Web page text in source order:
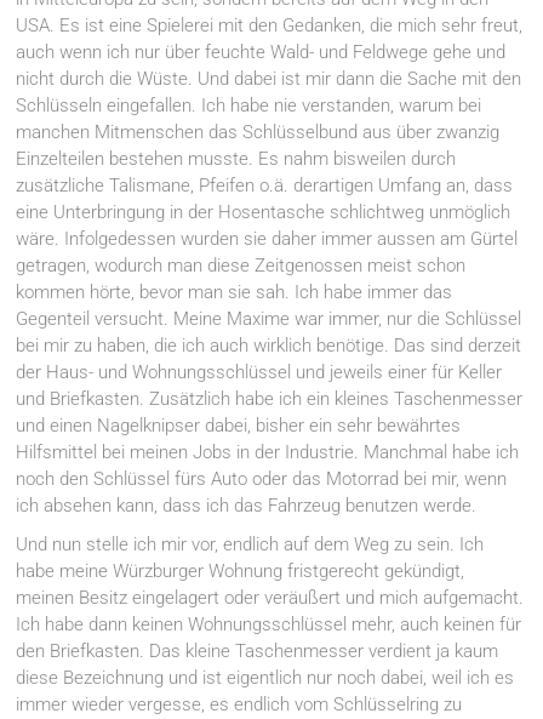
USA. Es ist eine Spielerei mit den Gedanken, die mich sehr freut,
auch wenn ich nur über feuchte Wald- und Feldwege gehe und
nicht durch die Wüste. Und dabei ist mir dann die Sache mit den
Schlüsseln eingefallen. Ich habe nie verstanden, warum bei
manchen Mitmenschen das Schlüsselbund aus über zwanzig
Einzelteilen bestehen musste. Es nahm bisweilen durch
zusätzliche Talismane, Pfeifen o.ä. derartigen Umfang an, dass
eine Unterbringung in der Hosentasche schlichtweg unmöglich
wäre. Infolgedessen wurden sie daher immer aussen am Gürtel
getragen, wodurch man diese Zeitgenossen meist schon
kommen hörte, bevor man sie sah. Ich habe immer das
Gegenteil versucht. Meine Maxime war immer, nur die Schlüssel
bei mir zu haben, die ich auch wirklich benötige. Das sind derzeit
der Haus- und Wohnungsschlüssel und jeweils einer für Keller
und Briefkasten. Zusätzlich habe ich ein kleines Taschenmesser
und einen Nagelknipser dabei, bisher ein sehr bewährtes
Hilfsmittel bei meinen Jobs in der Industrie. Manchmal habe ich
noch den Schlüssel fürs Auto oder das Motorrad bei mir, wenn
ich absehen kann, dass ich das Fahrzeug benutzen werde.
Und nun stelle ich mir vor, endlich auf dem Weg zu sein. Ich
habe meine Würzburger Wohnung fristgerecht gekündigt,
meinen Besitz eingelagert oder veräußert und mich aufgemacht.
Ich habe dann keinen Wohnungsschlüssel mehr, auch keinen für
den Briefkasten. Das kleine Taschenmesser verdient ja kaum
diese Bezeichnung und ist eigentlich nur noch dabei, weil ich es
immer wieder vergesse, es endlich vom Schlüsselring zu